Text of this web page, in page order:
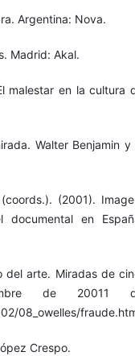
Argentina: Nova.
Madrid: Akal.
malestar en la cultura
Walter Benjamin y
(2001).
documental en
del arte. Miradas de
de 20011
08_owelles/
Crespo.